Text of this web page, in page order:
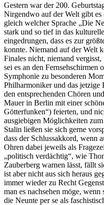
Gestern war der 200.
Nirgendwo auf der Welt gibt
gleich welcher Sprache „Die
stark und so tief in das
eingedrungen, dass es zur
konnte. Niemand auf der Welt
Finales nicht, niemand
sei es an den Fernsehschirmen
Symphonie zu besonderen
Philharmoniker und das jetzige
den entsprechenden Chören
Mauer in Berlin mit einer
Götterfunken“) feierten, und
ausgiebigen Möglichkeiten
Stalin ließen sie sich gerne
dass der Schlussakkord, wenn
Ohren dabei jeweils als
„politisch verdächtig“, wie
Zauberberg warnen lässt, fällt
ist aber nicht aus sich heraus
immer wieder zu Recht
man es nachsehen möge,
die Neunte per se als